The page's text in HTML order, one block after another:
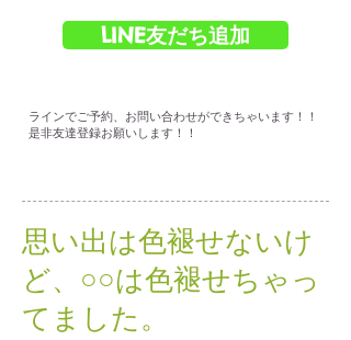
LINE友だち追加
ラインでご予約、お問い合わせができちゃいます！！
是非友達登録お願いします！！
思い出は色褪せないけ
ど、○○は色褪せちゃっ
てました。